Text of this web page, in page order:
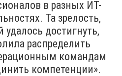
в разных ИТ-
Та зрелость,
удалось достигнуть,
распределить
командам
компетенции».